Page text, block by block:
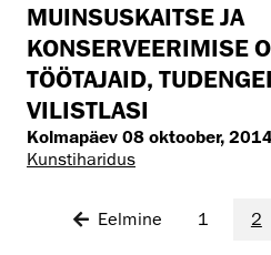
MUINSUSKAITSE JA
KONSERVEERIMISE
TÖÖTAJAID,
VILISTLASI
Kolmapäev 08 oktoober,
Kunstiharidus
Eelmine 1 2